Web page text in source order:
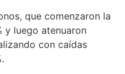
que comenzaron la
y luego atenuaron
con caídas